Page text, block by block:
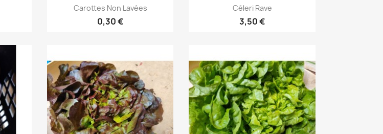
Aperçu rapide
Carottes Non Lavées
0,30 €
Aperçu rapide
Céleri Rave
3,50 €